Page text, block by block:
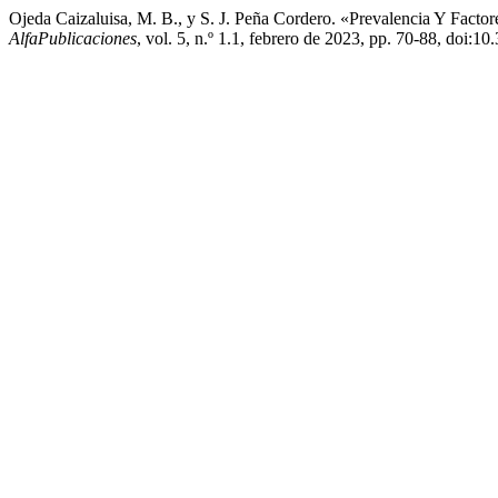
Ojeda Caizaluisa, M. B., y S. J. Peña Cordero. «Prevalencia Y
AlfaPublicaciones, vol. 5, n.º 1.1, febrero de 2023, pp. 70-88,